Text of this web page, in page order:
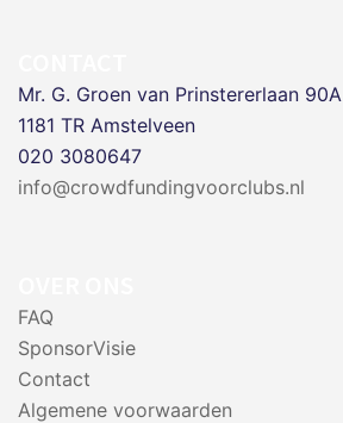
Mr. G. Groen van Prinstererlaan 90A
1181 TR Amstelveen
020 3080647
info@crowdfundingvoorclubs.nl
FAQ
SponsorVisie
Contact
Algemene voorwaarden